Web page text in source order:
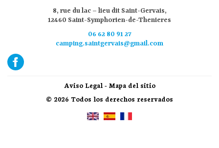
8, rue du lac – lieu dit Saint-Gervais,
12460 Saint-Symphorien-de-Thenieres
06 62 80 91 27
camping.saintgervais@gmail.com
Aviso Legal- Mapa del sitio
© 2026 Todos los derechos reservados